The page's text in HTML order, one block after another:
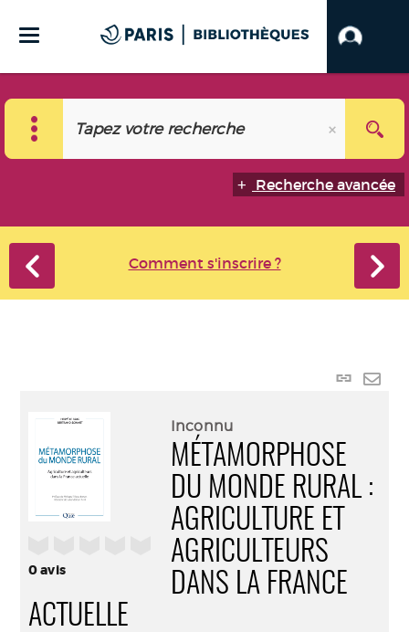
Recherche avancée
Comment s'inscrire ?
Lien
0avis
Inconnu
MÉTAMORPHOSE
DU MONDE RURAL :
AGRICULTURE ET
AGRICULTEURS
DANS LA FRANCE
ACTUELLE